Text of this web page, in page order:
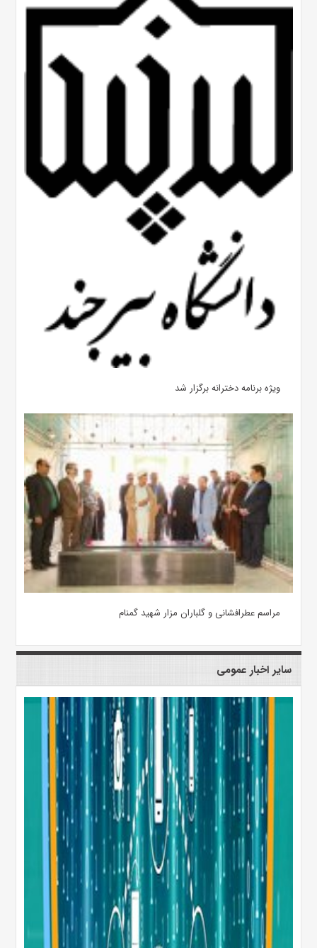
ویژه برنامه دخترانه برگزار شد
مراسم عطرافشانی و گلباران مزار شهید گمنام
سایر اخبار عمومی